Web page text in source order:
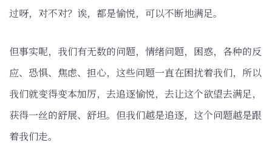
过呀，对不对？诶，都是愉悦，可以不断地满足。
但事实呢，我们有无数的问题，情绪问题，困惑，各种的反
应、恐惧、焦虑、担心，这些问题一直在困扰着我们，所以
我们就变得变本加厉，去追逐愉悦，去让这个欲望去满足，
获得一丝的舒展、舒坦。但我们越是追逐，这个问题越是跟
着我们走。